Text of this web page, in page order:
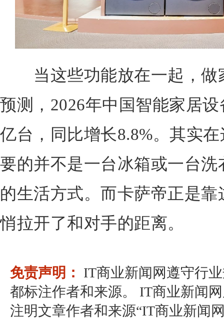
当这些功能放在一起，做
预测，2026年中国智能家居
亿台，同比增长8.8%。其实
要的并不是一台冰箱或一台
的生活方式。而卡萨帝正是
悄拉开了和对手的距离。
免责声明：
IT商业新闻网遵守行
都标注作者和来源。 IT商业新闻
注明文章作者和来源“IT商业新闻